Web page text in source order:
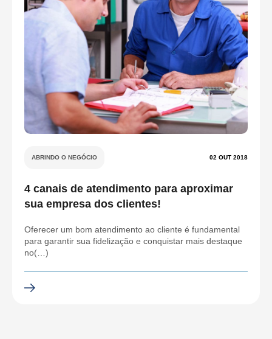
ABRINDO O NEGÓCIO 02 OUT 2018
4 canais de atendimento para aproximar
sua empresa dos clientes!
Oferecer um bom atendimento ao cliente é fundamental
para garantir sua fidelização e conquistar mais destaque
no(…)